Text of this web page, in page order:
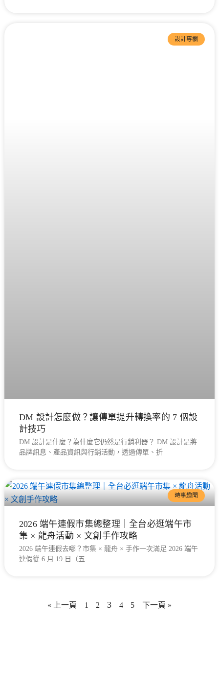
設計專欄
DM 設計怎麼做？讓傳單提升轉換率的 7 個設
計技巧
DM 設計是什麼？為什麼它仍然是行銷利器？ DM 設計是將
品牌訊息、產品資訊與行銷活動，透過傳單、折
時事趣聞
2026 端午連假市集總整理｜全台必逛端午市
集 × 龍舟活動 × 文創手作攻略
2026 端午連假去哪？市集 × 龍舟 × 手作一次滿足 2026 端午
連假從 6 月 19 日（五
« 上一頁 1 2 3 4 5 下一頁 »